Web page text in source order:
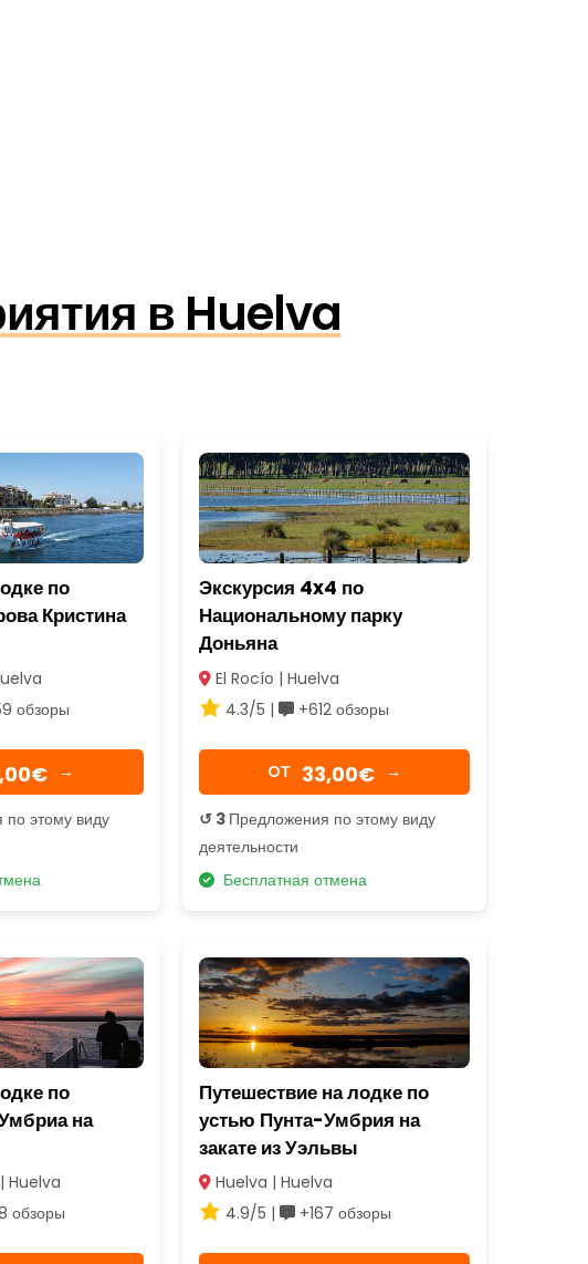
в Huelva
по
Кристина
обзоры
→
этому виду
Экскурсия 4x4 по
Национальному парку
Доньяна
El Rocío | Huelva
4.3/5 |
+612 обзоры
OТ 33,00€ →
↺ 3 Предложения по этому виду
деятельности
Бесплатная отмена
по
на
Huelva
обзоры
Путешествие на лодке по
устью Пунта-Умбрия на
закате из Уэльвы
Huelva | Huelva
4.9/5 |
+167 обзоры